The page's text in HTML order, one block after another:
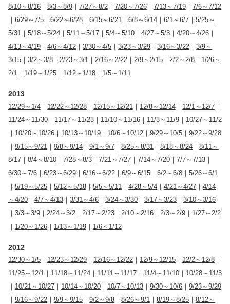
8/10～8/16 ｜ 8/3～8/9 ｜ 7/27～8/2 ｜ 7/20～7/26 ｜ 7/13～7/19 ｜ 7/6～7/12
｜ 6/29～7/5 ｜ 6/22～6/28 ｜ 6/15～6/21 ｜ 6/8～6/14 ｜ 6/1～6/7 ｜ 5/25～
5/31 ｜ 5/18～5/24 ｜ 5/11～5/17 ｜ 5/4～5/10 ｜ 4/27～5/3 ｜ 4/20～4/26 ｜
4/13～4/19 ｜ 4/6～4/12 ｜ 3/30～4/5 ｜ 3/23～3/29 ｜ 3/16～3/22 ｜ 3/9～
3/15 ｜ 3/2～3/8 ｜ 2/23～3/1 ｜ 2/16～2/22 ｜ 2/9～2/15 ｜ 2/2～2/8 ｜ 1/26～
2/1 ｜ 1/19～1/25 ｜ 1/12～1/18 ｜ 1/5～1/11
2013
12/29～1/4 ｜ 12/22～12/28 ｜ 12/15～12/21 ｜ 12/8～12/14 ｜ 12/1～12/7 ｜
11/24～11/30 ｜ 11/17～11/23 ｜ 11/10～11/16 ｜ 11/3～11/9 ｜ 10/27～11/2
｜ 10/20～10/26 ｜ 10/13～10/19 ｜ 10/6～10/12 ｜ 9/29～10/5 ｜ 9/22～9/28
｜ 9/15～9/21 ｜ 9/8～9/14 ｜ 9/1～9/7 ｜ 8/25～8/31 ｜ 8/18～8/24 ｜ 8/11～
8/17 ｜ 8/4～8/10 ｜ 7/28～8/3 ｜ 7/21～7/27 ｜ 7/14～7/20 ｜ 7/7～7/13 ｜
6/30～7/6 ｜ 6/23～6/29 ｜ 6/16～6/22 ｜ 6/9～6/15 ｜ 6/2～6/8 ｜ 5/26～6/1
｜ 5/19～5/25 ｜ 5/12～5/18 ｜ 5/5～5/11 ｜ 4/28～5/4 ｜ 4/21～4/27 ｜ 4/14
～4/20 ｜ 4/7～4/13 ｜ 3/31～4/6 ｜ 3/24～3/30 ｜ 3/17～3/23 ｜ 3/10～3/16
｜ 3/3～3/9 ｜ 2/24～3/2 ｜ 2/17～2/23 ｜ 2/10～2/16 ｜ 2/3～2/9 ｜ 1/27～2/2
｜ 1/20～1/26 ｜ 1/13～1/19 ｜ 1/6～1/12
2012
12/30～1/5 ｜ 12/23～12/29 ｜ 12/16～12/22 ｜ 12/9～12/15 ｜ 12/2～12/8 ｜
11/25～12/1 ｜ 11/18～11/24 ｜ 11/11～11/17 ｜ 11/4～11/10 ｜ 10/28～11/3
｜ 10/21～10/27 ｜ 10/14～10/20 ｜ 10/7～10/13 ｜ 9/30～10/6 ｜ 9/23～9/29
｜ 9/16～9/22 ｜ 9/9～9/15 ｜ 9/2～9/8 ｜ 8/26～9/1 ｜ 8/19～8/25 ｜ 8/12～